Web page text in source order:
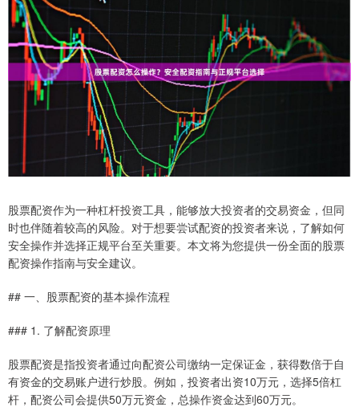
股票配资作为一种杠杆投资工具，能够放大投资者的交易资金，但同
时也伴随着较高的风险。对于想要尝试配资的投资者来说，了解如何
安全操作并选择正规平台至关重要。本文将为您提供一份全面的股票
配资操作指南与安全建议。
## 一、股票配资的基本操作流程
### 1. 了解配资原理
股票配资是指投资者通过向配资公司缴纳一定保证金，获得数倍于自
有资金的交易账户进行炒股。例如，投资者出资10万元，选择5倍杠
杆，配资公司会提供50万元资金，总操作资金达到60万元。